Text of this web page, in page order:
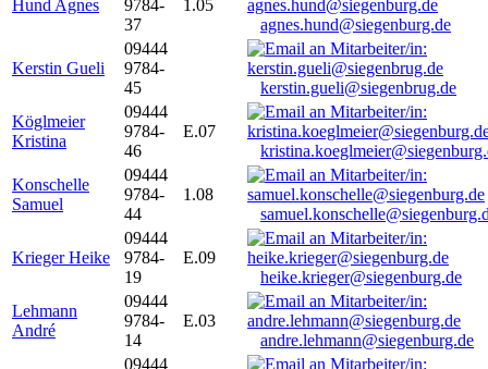
Hund Agnes
9784-
37
1.05
agnes.hund@siegenburg.de
Kerstin Gueli
09444
9784-
45
kerstin.gueli@siegenbrug.de
Köglmeier
Kristina
09444
9784-
46
E.07
Konschelle
Samuel
09444
9784-
44
1.08
Krieger Heike
09444
9784-
19
E.09
heike.krieger@siegenburg.de
Lehmann
André
09444
9784-
14
E.03
andre.lehmann@siegenburg.de
09444